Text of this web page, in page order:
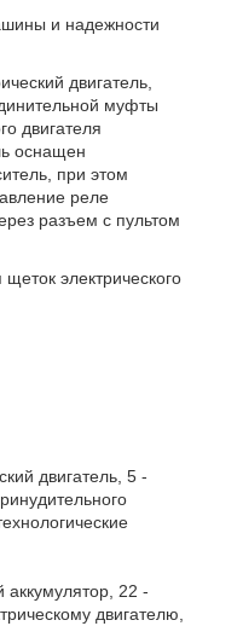
и надежности
двигатель,
муфты
двигателя
оснащен
при этом
реле
разъем с пультом
электрического
двигатель, 5 -
аккумулятор, 22 -
двигателю,